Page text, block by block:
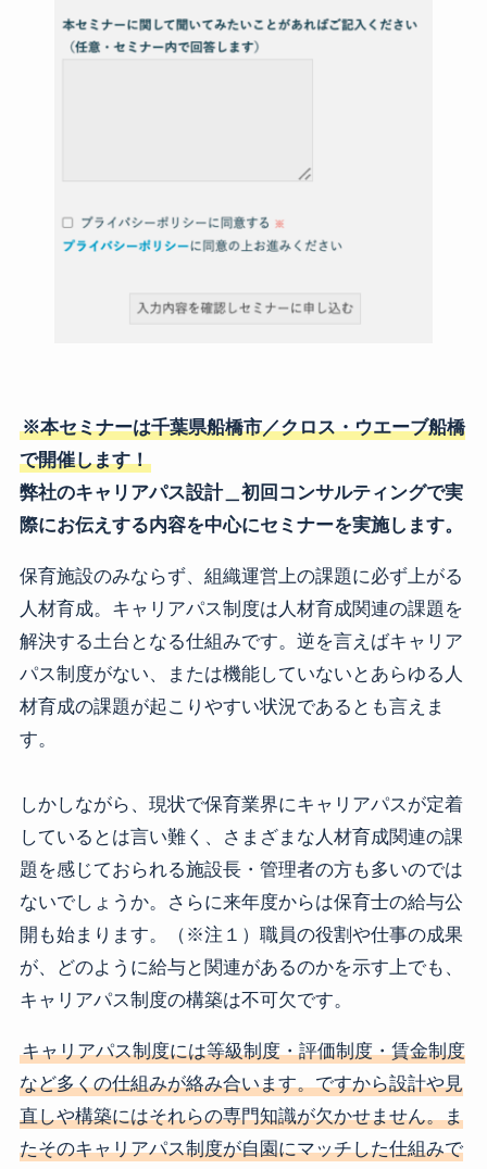
※本セミナーは千葉県船橋市／クロス・ウエーブ船橋
で開催します！
弊社のキャリアパス設計＿初回コンサルティングで実
際にお伝えする内容を中心にセミナーを実施します。
保育施設のみならず、組織運営上の課題に必ず上がる
人材育成。キャリアパス制度は人材育成関連の課題を
解決する土台となる仕組みです。逆を言えばキャリア
パス制度がない、または機能していないとあらゆる人
材育成の課題が起こりやすい状況であるとも言えま
す。
しかしながら、現状で保育業界にキャリアパスが定着
しているとは言い難く、さまざまな人材育成関連の課
題を感じておられる施設長・管理者の方も多いのでは
ないでしょうか。さらに来年度からは保育士の給与公
開も始まります。（※注１）職員の役割や仕事の成果
が、どのように給与と関連があるのかを示す上でも、
キャリアパス制度の構築は不可欠です。
キャリアパス制度には等級制度・評価制度・賃金制度
など多くの仕組みが絡み合います。ですから設計や見
直しや構築にはそれらの専門知識が欠かせません。ま
たそのキャリアパス制度が自園にマッチした仕組みで